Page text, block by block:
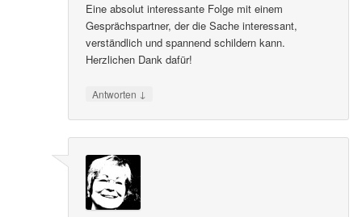
Eine absolut interessante Folge mit einem
Gesprächspartner, der die Sache interessant,
verständlich und spannend schildern kann.
Herzlichen Dank dafür!
Antworten ↓